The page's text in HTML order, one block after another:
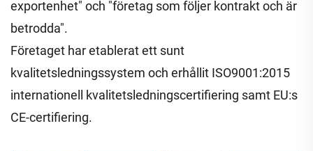
exportenhet" och "företag som följer kontrakt och är
betrodda".
Företaget har etablerat ett sunt
kvalitetsledningssystem och erhållit ISO9001:2015
internationell kvalitetsledningscertifiering samt EU:s
CE-certifiering.